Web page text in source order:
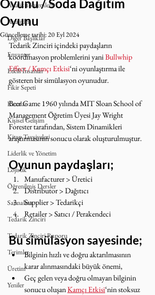
Analiz Yöntemleri
Analizler
Diğer Başlıklar
Envanter
Etkili İnsanlar
Fikir Sepeti
Kazalar
Kişisel Gelişim
Kitap Tavsiyeleri
Liderlik ve Yönetim
Lojistik
Öğrenilmiş Dersler
Satınalma
Tedarik Zinciri
Tedarik Zinciri Raporu
Terimler
Üretim
Yeniler
Oyunu / Soda Dağıtım
Oyunu
Güncelleme tarihi:20 Eyl 2024
Tedarik Zinciri içindeki paydaşların
koordinasyon problemlerini yani Bullwhip
Effect / Kamçı Etkisi‘ni oyunlaştırma ile
gösteren bir simülasyon oyunudur.
Beer Game 1960 yılında MIT Sloan School of
Management Öğretim Üyesi Jay Wright
Forester tarafından, Sistem Dinamikleri
araştırmasının sonucu olarak oluşturulmuştur.
Oyunun paydaşları;
Manufacturer > Üretici
Distributor > Dağıtıcı
Supplier > Tedarikçi
Retailer > Satıcı / Perakendeci
Bu simülasyon sayesinde;
Bilginin hızlı ve doğru aktarılmasının
karar alınmasındaki büyük önemi,
Geç gelen veya doğru olmayan bilginin
sonucu oluşan Kamçı Etkisi‘nin stoksuz